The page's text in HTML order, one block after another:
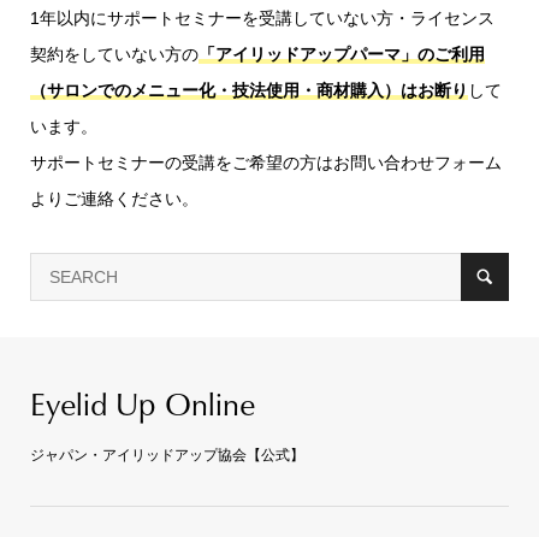
1年以内にサポートセミナーを受講していない方・ライセンス
契約をしていない方の「アイリッドアップパーマ」のご利用
（サロンでのメニュー化・技法使用・商材購入）はお断り して
います。
サポートセミナーの受講をご希望の方はお問い合わせフォーム
よりご連絡ください。
Eyelid Up Online
ジャパン・アイリッドアップ協会【公式】